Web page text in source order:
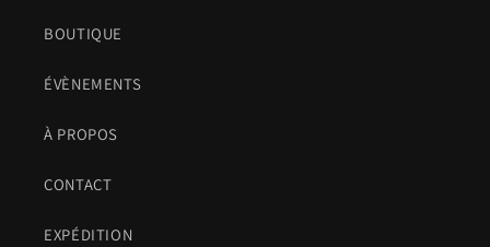
BOUTIQUE
ÉVÈNEMENTS
À PROPOS
CONTACT
EXPÉDITION